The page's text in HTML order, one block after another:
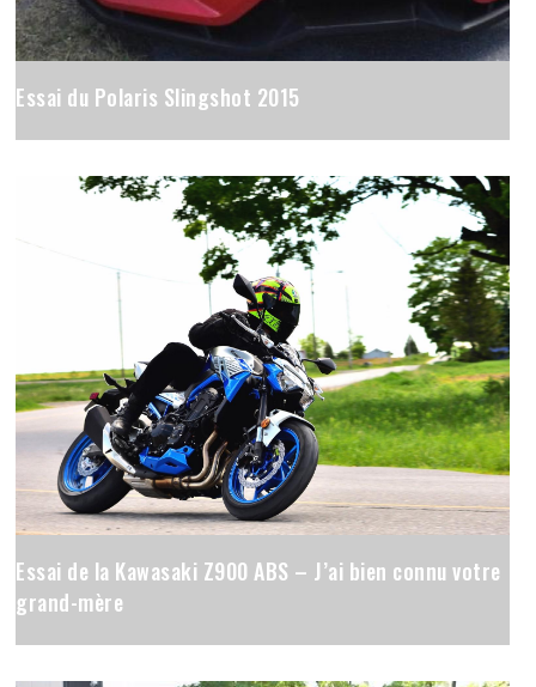
Essai du Polaris Slingshot 2015
Essai de la Kawasaki Z900 ABS – J’ai bien connu votre
grand-mère